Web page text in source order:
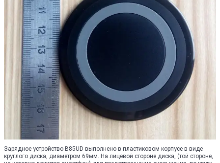
Зарядное устройство B85UD выполнено в пластиковом корпусе в виде
круглого диска, диаметром 69мм. На лицевой стороне диска, (той стороне,